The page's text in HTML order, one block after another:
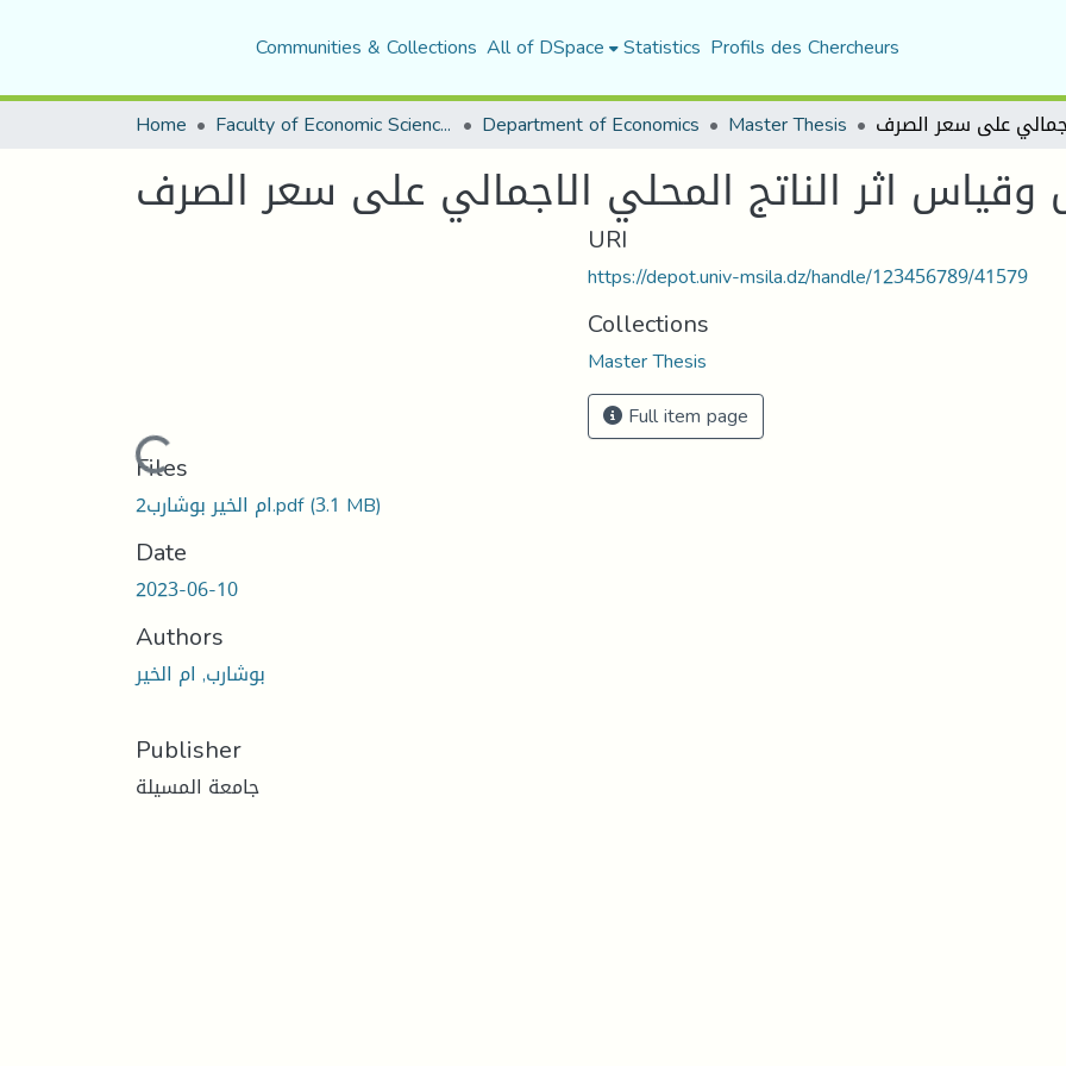
Communities & Collections All of DSpace Statistics Profils des Chercheurs
Home Faculty of Economic Sciences, Commerce and Management Sciences Department of Economics Master Thesis
وقياس اثر الناتج المحلي الاجمالي على سعر الصرف
Loading...
Files
ام الخير بوشارب2.pdf(3.1 MB)
Date
2023-06-10
Authors
بوشارب, ام الخير
Publisher
جامعة المسيلة
URI
https://depot.univ-msila.dz/handle/123456789/41579
Collections
Master Thesis
Full item page